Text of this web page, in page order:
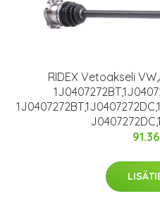
RIDEX Vetoakseli